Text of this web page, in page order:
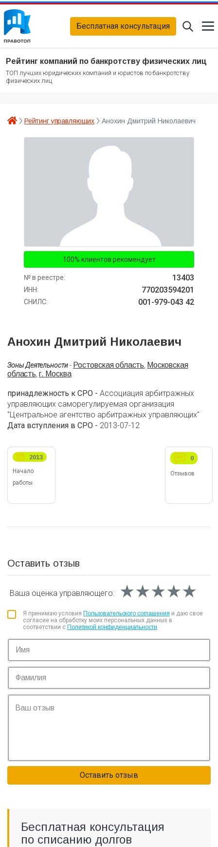
Бесплатная консультация
Рейтинг компаний по банкротству физических лиц
ТОП лучших юридических компаний и юристов по банкротству
физических лиц
Рейтинг управляющих Анохин Дмитрий Николаевич
100% клиентов рекомендует
№ в реестре: 13403
ИНН: 770203594201
СНИЛС: 001-979-043 42
Анохин Дмитрий Николаевич
Зоны Деятельности- Ростовская область, Московская
область, г. Москва
принадлежность к СРО - Ассоциация арбитражных
управляющих саморегулируемая организация
"Центральное агентство арбитражных управляющих"
Дата вступления в СРО - 2013-07-12
Начало
работы
2013
Отзывов
0
Оставить отзыв
Ваша оценка управляющего: ★★★★★
★★★★★
★★★★★
Я принимаю условия Пользовательского соглашения и даю свое
согласие на обработку моих персональных данных в
соответствии с Политикой конфиденциальности
Оставить отзыв
Бесплатная консультация
по списанию долгов